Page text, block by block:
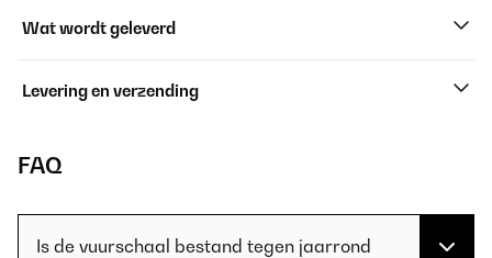
Wat wordt geleverd
Levering en verzending
FAQ
Is de vuurschaal bestand tegen jaarrond